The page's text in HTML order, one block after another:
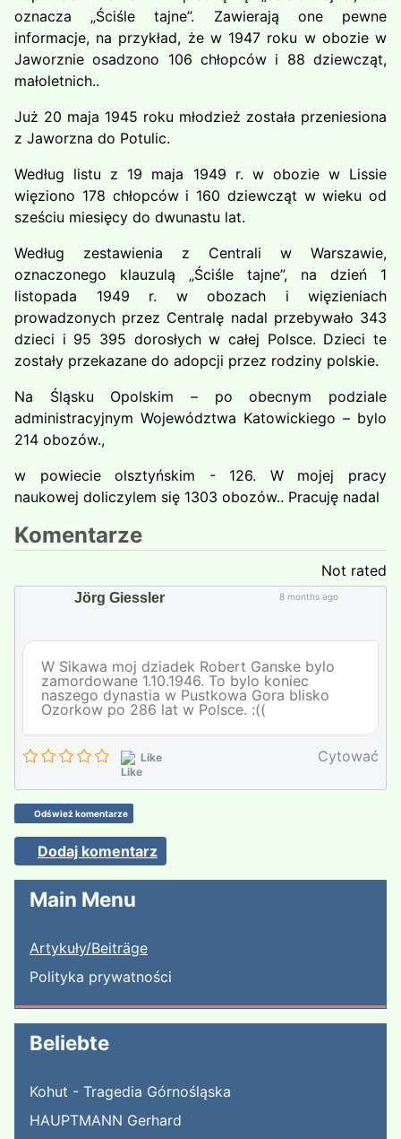
Main Menu
Artykuły/Beiträge
Polityka prywatności
Beliebte
Kohut - Tragedia Górnośląska
HAUPTMANN Gerhard
oznacza „Ściśle tajne”. Zawierają one pewne
informacje, na przykład, że w 1947 roku w obozie w
Jaworznie osadzono 106 chłopców i 88 dziewcząt,
małoletnich..
Już 20 maja 1945 roku młodzież została przeniesiona
z Jaworzna do Potulic.
Według listu z 19 maja 1949 r. w obozie w Lissie
więziono 178 chłopców i 160 dziewcząt w wieku od
sześciu miesięcy do dwunastu lat.
Według zestawienia z Centrali w Warszawie,
oznaczonego klauzulą ​​„Ściśle tajne”, na dzień 1
listopada 1949 r. w obozach i więzieniach
prowadzonych przez Centralę nadal przebywało 343
dzieci i 95 395 dorosłych w całej Polsce. Dzieci te
zostały przekazane do adopcji przez rodziny polskie.
Na Śląsku Opolskim – po obecnym podziale
administracyjnym Województwa Katowickiego – bylo
214 obozów.,
w powiecie olsztyńskim - 126. W mojej pracy
naukowej doliczylem się 1303 obozów.. Pracuję nadal
Komentarze
Not rated
Jörg Giessler 8 months ago
W Sikawa moj dziadek Robert Ganske bylo
zamordowane 1.10.1946. To bylo koniec
naszego dynastia w Pustkowa Gora blisko
Ozorkow po 286 lat w Polsce. :((
Like Cytować
Odśwież komentarze
Dodaj komentarz